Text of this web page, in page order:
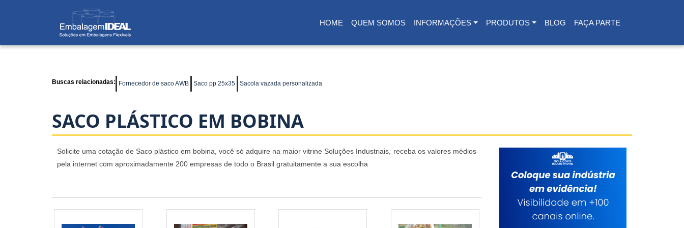
HOME
(CURRENT)
QUEM SOMOS INFORMAÇÕES PRODUTOS BLOG FAÇA PARTE
Buscas relacionadas: Fornecedor de saco AWB Saco pp 25x35 Sacola vazada personalizada
SACO PLÁSTICO EM BOBINA
Solicite uma cotação de Saco plástico em bobina, você só adquire na maior vitrine Soluções Industriais, receba os valores médios
pela internet com aproximadamente 200 empresas de todo o Brasil gratuitamente a sua escolha